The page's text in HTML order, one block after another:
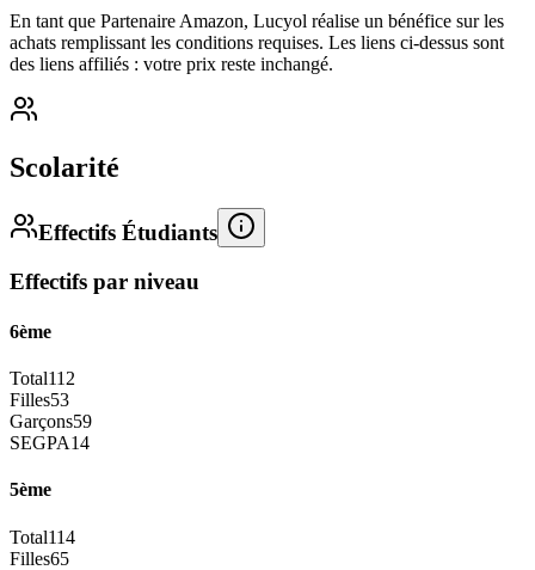
En tant que Partenaire Amazon, Lucyol réalise un bénéfice sur les
achats remplissant les conditions requises. Les liens ci-dessus sont
des liens affiliés : votre prix reste inchangé.
Scolarité
Effectifs Étudiants
Effectifs par niveau
6ème
Total112
Filles53
Garçons59
SEGPA14
5ème
Total114
Filles65